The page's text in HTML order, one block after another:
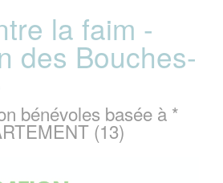
la faim -
des Bouches-
bénévoles basée à *
(13)